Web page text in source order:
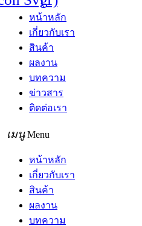
หน้าหลัก
เกี่ยวกับเรา
สินค้า
ผลงาน
บทความ
ข่าวสาร
ติดต่อเรา
Menu
หน้าหลัก
เกี่ยวกับเรา
สินค้า
ผลงาน
บทความ